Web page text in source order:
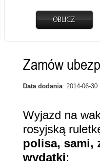
Zamów
Data dodania: 2014-06-30
Wyjazd na
rosyjską
polisa, sami,
wydatki: